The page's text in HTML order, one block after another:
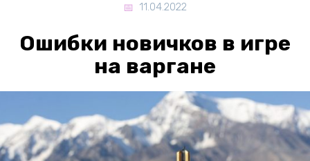
11.04.2022
Ошибки новичков в игре
на варгане